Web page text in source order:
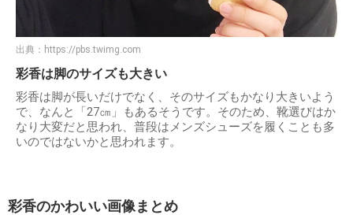
出典： https://pbs.twimg.com
彩香は脚のサイズも大きい
彩香は脚が長いだけでなく、そのサイズもかなり大きいよう
で、なんと「27㎝」もあるそうです。そのため、靴選びはか
なり大変だと思われ、普段はメンズシューズを履くことも多
いのではないかと思われます。
彩香のかわいい画像まとめ